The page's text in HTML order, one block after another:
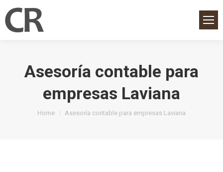
Asesoría contable para
empresas Laviana
You are here:
Home Asesoría contable para empresas Laviana